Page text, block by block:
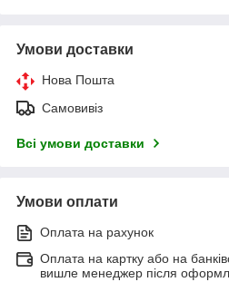
Умови доставки
Нова Пошта
Самовивіз
Всі умови доставки
Умови оплати
Оплата на рахунок
Оплата на картку або на
вишле менеджер після